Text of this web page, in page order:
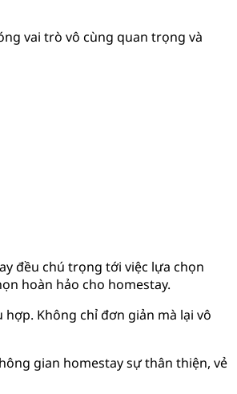
vai trò vô cùng quan trọng và
đều chú trọng tới việc lựa chọn
hoàn hảo cho homestay.
Không chỉ đơn giản mà lại vô
gian homestay sự thân thiện, vẻ